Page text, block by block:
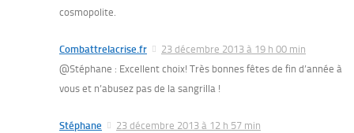
cosmopolite.
Combattrelacrise.fr
23 décembre 2013 à 19 h 00 min
@Stéphane : Excellent choix! Très bonnes fêtes de fin d’année à
vous et n’abusez pas de la sangrilla !
Stéphane
23 décembre 2013 à 12 h 57 min